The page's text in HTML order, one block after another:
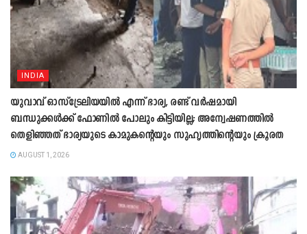
INDIA
യുവാവ് ഓസ്ട്രേലിയയിൽ എന്ന് ഭാര്യ, രണ്ട് വർഷമായി
ബന്ധുക്കൾക്ക് ഫോണിൽ പോലും കിട്ടിയില്ല; അന്വേഷണത്തിൽ
തെളിഞ്ഞത് ഭാര്യയുടെ കാമുകന്‍റെയും സുഹൃത്തിന്‍റെയും ക്രൂരത
AUGUST 1, 2026